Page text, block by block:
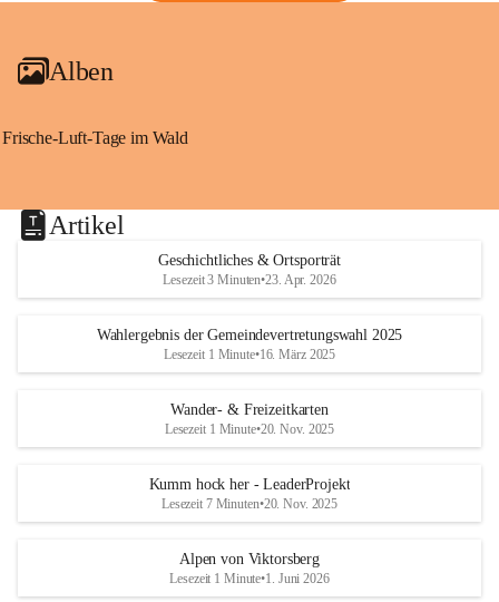
Alben
Frische-Luft-Tage im Wald
Artikel
Geschichtliches & Ortsporträt
Lesezeit 3 Minuten•23. Apr. 2026
Wahlergebnis der Gemeindevertretungswahl 2025
Lesezeit 1 Minute•16. März 2025
Wander- & Freizeitkarten
Lesezeit 1 Minute•20. Nov. 2025
Kumm hock her - LeaderProjekt
Lesezeit 7 Minuten•20. Nov. 2025
Alpen von Viktorsberg
Lesezeit 1 Minute•1. Juni 2026